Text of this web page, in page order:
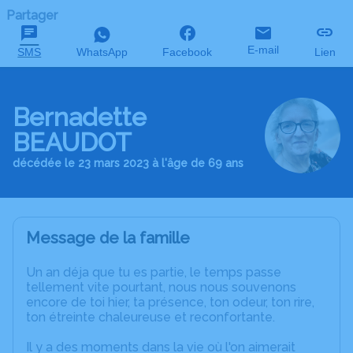
Partager
SMS WhatsApp Facebook E-mail Lien
Bernadette
BEAUDOT
décédée le 23 mars 2023 à l'âge de 69 ans
Message de la famille
Un an déja que tu es partie, le temps passe
tellement vite pourtant, nous nous souvenons
encore de toi hier, ta présence, ton odeur, ton rire,
ton étreinte chaleureuse et reconfortante.
Il y a des moments dans la vie où l'on aimerait